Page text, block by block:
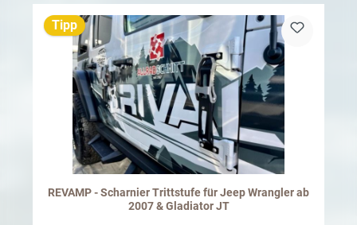
Tipp
REVAMP - Scharnier Trittstufe für Jeep Wrangler ab
2007 & Gladiator JT